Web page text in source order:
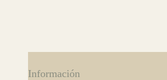
Información